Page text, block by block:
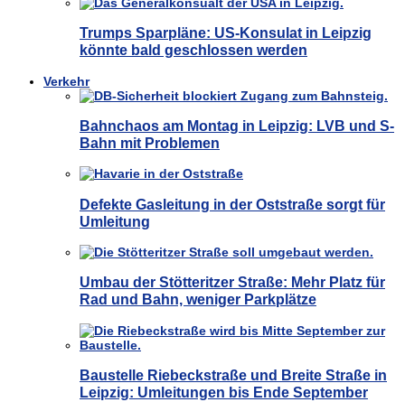
Trumps Sparpläne: US-Konsulat in Leipzig
könnte bald geschlossen werden
Verkehr
Bahnchaos am Montag in Leipzig: LVB und S-
Bahn mit Problemen
Defekte Gasleitung in der Oststraße sorgt für
Umleitung
Umbau der Stötteritzer Straße: Mehr Platz für
Rad und Bahn, weniger Parkplätze
Baustelle Riebeckstraße und Breite Straße in
Leipzig: Umleitungen bis Ende September